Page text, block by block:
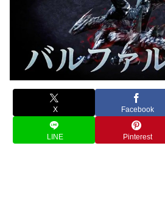
X Facebook
LINE Pinterest